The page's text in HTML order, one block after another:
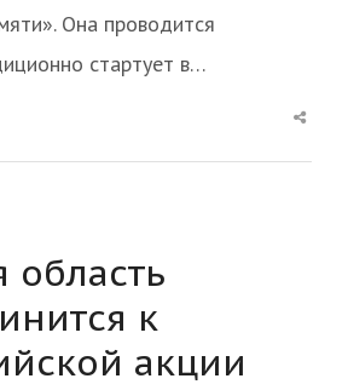
Она проводится
стартует в…
post
область
к
акции